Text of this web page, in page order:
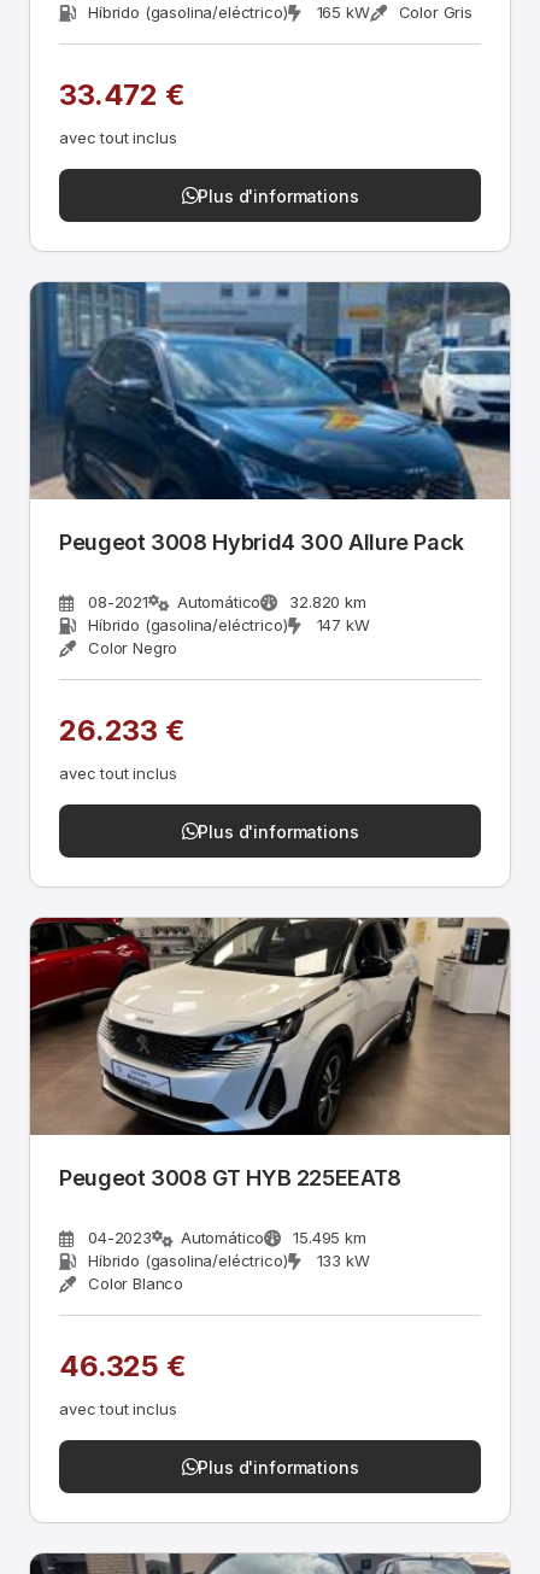
Híbrido (gasolina/eléctrico)
165 kW Color Gris
33.472 €
avec tout inclus
Plus d'informations
Peugeot 3008 Hybrid4 300 Allure Pack
08-2021 Automático
32.820 km
Híbrido (gasolina/eléctrico)
147 kW
Color Negro
26.233 €
avec tout inclus
Plus d'informations
Peugeot 3008 GT HYB 225EEAT8
04-2023 Automático
15.495 km
Híbrido (gasolina/eléctrico)
133 kW
Color Blanco
46.325 €
avec tout inclus
Plus d'informations